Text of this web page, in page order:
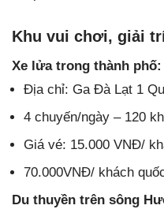
Khu vui chơi, giải
Xe lửa trong thành
Địa chỉ: Ga Đà Lạt 1
4 chuyến/ngày – 120
Giá vé: 15.000 VNĐ/
70.000VNĐ/ khách
Du thuyền trên sông